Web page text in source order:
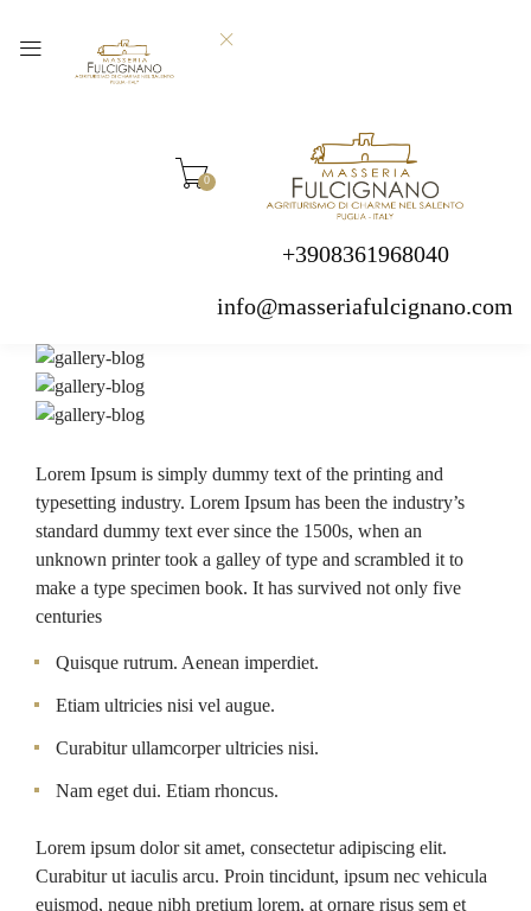
0
+3908361968040
info@masseriafulcignano.com
Lorem Ipsum is simply dummy text of the printing and
typesetting industry. Lorem Ipsum has been the industry’s
standard dummy text ever since the 1500s, when an
unknown printer took a galley of type and scrambled it to
make a type specimen book. It has survived not only five
centuries
Quisque rutrum. Aenean imperdiet.
Etiam ultricies nisi vel augue.
Curabitur ullamcorper ultricies nisi.
Nam eget dui. Etiam rhoncus.
Lorem ipsum dolor sit amet, consectetur adipiscing elit.
Curabitur ut iaculis arcu. Proin tincidunt, ipsum nec vehicula
euismod, neque nibh pretium lorem, at ornare risus sem et